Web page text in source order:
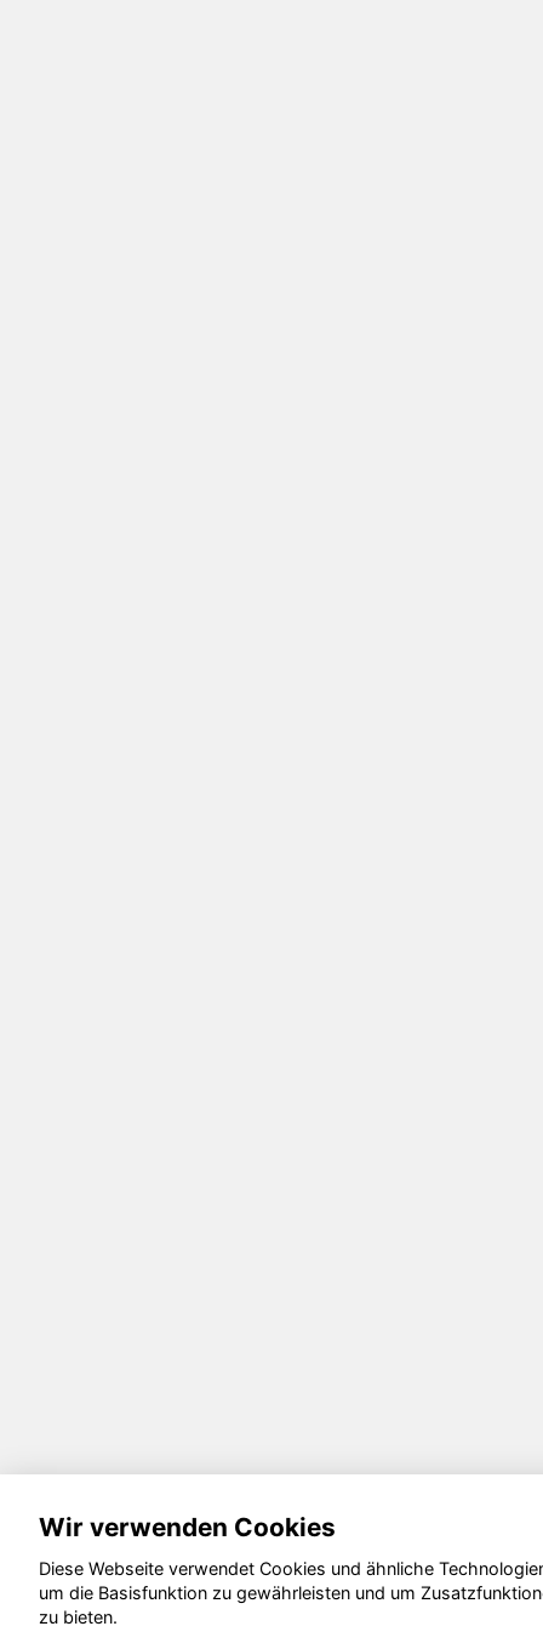
Wir verwenden Cookies
Diese Webseite verwendet Cookies und ähnliche
um die Basisfunktion zu gewährleisten und um
zu bieten.